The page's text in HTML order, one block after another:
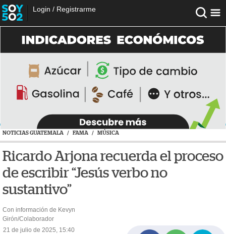
Login / Registrarme
NOTICIAS GUATEMALA / FAMA / MÚSICA
Ricardo Arjona recuerda el proceso
de escribir “Jesús verbo no
sustantivo”
Con información de Kevyn
Girón/Colaborador
21 de julio de 2025, 15:40